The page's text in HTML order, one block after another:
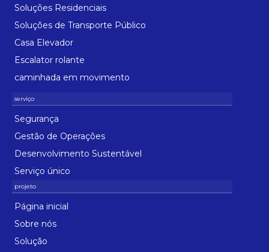
Soluções Residenciais
Soluções de Transporte Público
Casa Elevador
Escalator rolante
caminhada em movimento
Segurança
Gestão de Operações
Desenvolvimento Sustentável
Serviço único
Página inicial
Sobre nós
Solução